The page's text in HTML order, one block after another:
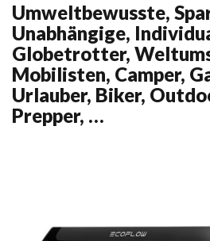
Umweltbewusste,
Unabhängige,
Globetrotter,
Mobilisten, Camper,
Urlauber, Biker,
Prepper, …